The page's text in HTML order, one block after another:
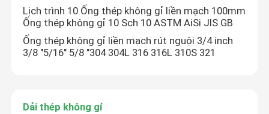
Lịch trình 10 Ống thép không gỉ liền mạch 100mm
Ống thép không gỉ 10 Sch 10 ASTM AiSi JIS GB
Ống thép không gỉ liền mạch rút nguội 3/4 inch
3/8 "5/16" 5/8 "304 304L 316 316L 310S 321
Dải thép không gỉ